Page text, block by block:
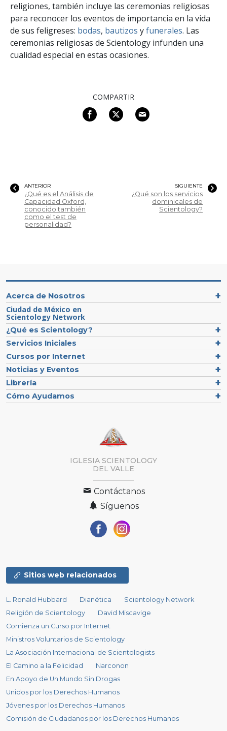
religiones, también incluye las ceremonias religiosas
para reconocer los eventos de importancia en la vida
de sus feligreses: bodas, bautizos yfunerales. Las
ceremonias religiosas de Scientology infunden una
cualidad especial en estas ocasiones.
COMPARTIR
ANTERIOR
¿Qué es el Análisis de
Capacidad Oxford,
conocido también
como el test de
personalidad?
SIGUIENTE
¿Qué son los servicios
dominicales de
Scientology?
Acerca de Nosotros
Ciudad de México en
Scientology Network
¿Qué es Scientology?
Servicios Iniciales
Cursos por Internet
Noticias y Eventos
Librería
Cómo Ayudamos
IGLESIA SCIENTOLOGY
DEL VALLE
Contáctanos
Síguenos
Sitios web relacionados
L. Ronald Hubbard Dianética
Scientology Network
Religión de Scientology
David Miscavige
Comienza un Curso por Internet
Ministros Voluntarios de Scientology
La Asociación Internacional de Scientologists
El Camino a la Felicidad
Narconon
En Apoyo de Un Mundo Sin Drogas
Unidos por los Derechos Humanos
Jóvenes por los Derechos Humanos
Comisión de Ciudadanos por los Derechos Humanos